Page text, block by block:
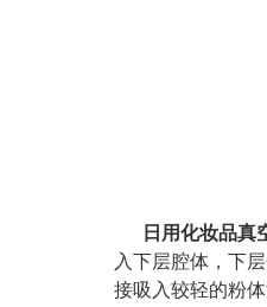
日用化妆品真
入下层腔体，下
接吸入较轻的粉